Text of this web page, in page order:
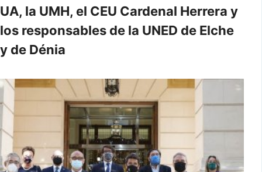
UA, la UMH, el CEU Cardenal Herrera y
los responsables de la UNED de Elche
y de Dénia